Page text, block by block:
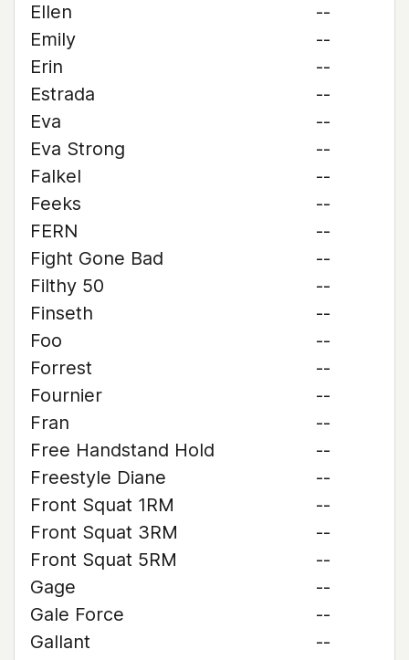
Ellen
--
Emily
--
Erin
--
Estrada
--
Eva
--
Eva Strong
--
Falkel
--
Feeks
--
FERN
--
Fight Gone Bad
--
Filthy 50
--
Finseth
--
Foo
--
Forrest
--
Fournier
--
Fran
--
Free Handstand Hold
--
Freestyle Diane
--
Front Squat 1RM
--
Front Squat 3RM
--
Front Squat 5RM
--
Gage
--
Gale Force
--
Gallant
--